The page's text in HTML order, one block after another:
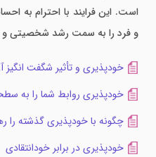
است. این فرایند با احترام به
و فرد را به سمت رشد شخصیتی
خودپذیری و تأثیر شگفت انگیز
خودپذیری روابط شما را به
چگونه با خودپذیری گذشته را
خودپذیری در برابر خودانتقادی